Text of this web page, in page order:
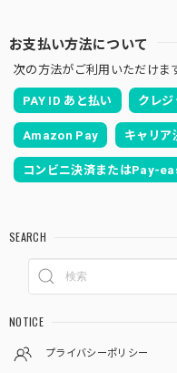
お支払い方法について
次の方法がご利用いただけま
PAY ID あと払い クレジ
Amazon Pay キャリア
コンビニ決済またはPay-
SEARCH
NOTICE
プライバシーポリシー